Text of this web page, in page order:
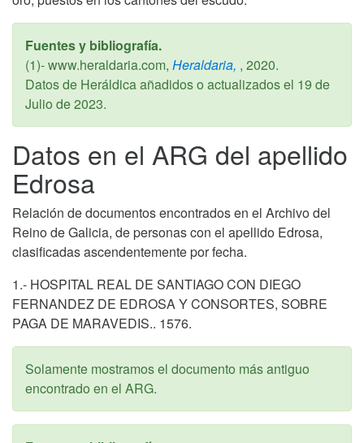
Fuentes y bibliografía.
(1)- www.heraldaria.com, Heraldaria, , 2020.
Datos de Heráldica añadidos o actualizados el 19 de
Julio de 2023.
Datos en el ARG del apellido
Edrosa
Relación de documentos encontrados en el Archivo del
Reino de Galicia, de personas con el apellido Edrosa,
clasificadas ascendentemente por fecha.
1.- HOSPITAL REAL DE SANTIAGO CON DIEGO
FERNANDEZ DE EDROSA Y CONSORTES, SOBRE
PAGA DE MARAVEDIS.. 1576.
Solamente mostramos el documento más antiguo
encontrado en el ARG.